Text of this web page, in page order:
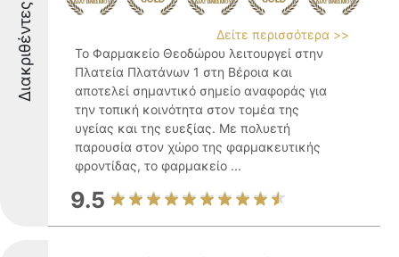
Διακριθέντες
Δείτε περισσότερα >>
Το Φαρμακείο Θεοδώρου λειτουργεί στην
Πλατεία Πλατάνων 1 στη Βέροια και
αποτελεί σημαντικό σημείο αναφοράς για
την τοπική κοινότητα στον τομέα της
υγείας και της ευεξίας. Με πολυετή
παρουσία στον χώρο της φαρμακευτικής
φροντίδας, το φαρμακείο ...
9.5